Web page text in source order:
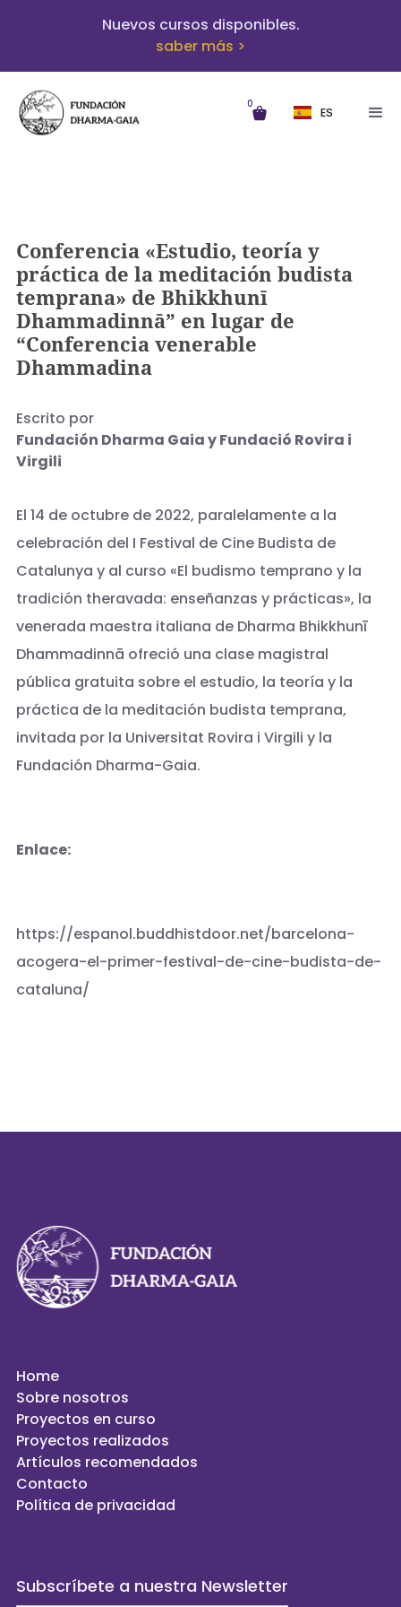
Nuevos cursos disponibles.
saber más >
0
ES
Conferencia «Estudio, teoría y
práctica de la meditación budista
temprana» de Bhikkhunī
Dhammadinnā” en lugar de
“Conferencia venerable
Dhammadina
Escrito por
Fundación Dharma Gaia y Fundació Rovira i
Virgili
El 14 de octubre de 2022, paralelamente a la
celebración del I Festival de Cine Budista de
Catalunya y al curso «El budismo temprano y la
tradición theravada: enseñanzas y prácticas», la
venerada maestra italiana de Dharma Bhikkhunī
Dhammadinnā ofreció una clase magistral
pública gratuita sobre el estudio, la teoría y la
práctica de la meditación budista temprana,
invitada por la Universitat Rovira i Virgili y la
Fundación Dharma-Gaia.
Enlace:
https://espanol.buddhistdoor.net/barcelona-
acogera-el-primer-festival-de-cine-budista-de-
cataluna/
Home
Sobre nosotros
Proyectos en curso
Proyectos realizados
Artículos recomendados
Contacto
Política de privacidad
Subscríbete a nuestra Newsletter